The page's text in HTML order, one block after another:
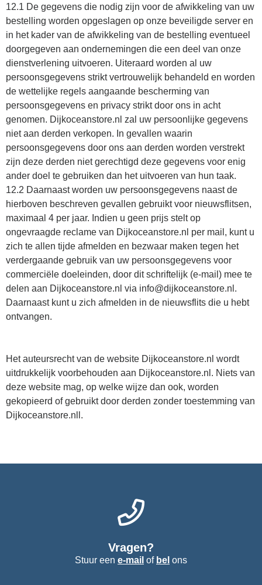
12.1 De gegevens die nodig zijn voor de afwikkeling van uw
bestelling worden opgeslagen op onze beveiligde server en
in het kader van de afwikkeling van de bestelling eventueel
doorgegeven aan ondernemingen die een deel van onze
dienstverlening uitvoeren. Uiteraard worden al uw
persoonsgegevens strikt vertrouwelijk behandeld en worden
de wettelijke regels aangaande bescherming van
persoonsgegevens en privacy strikt door ons in acht
genomen. Dijkoceanstore.nl zal uw persoonlijke gegevens
niet aan derden verkopen. In gevallen waarin
persoonsgegevens door ons aan derden worden verstrekt
zijn deze derden niet gerechtigd deze gegevens voor enig
ander doel te gebruiken dan het uitvoeren van hun taak.
12.2 Daarnaast worden uw persoonsgegevens naast de
hierboven beschreven gevallen gebruikt voor nieuwsflitsen,
maximaal 4 per jaar. Indien u geen prijs stelt op
ongevraagde reclame van Dijkoceanstore.nl per mail, kunt u
zich te allen tijde afmelden en bezwaar maken tegen het
verdergaande gebruik van uw persoonsgegevens voor
commerciële doeleinden, door dit schriftelijk (e-mail) mee te
delen aan Dijkoceanstore.nl via info@dijkoceanstore.nl.
Daarnaast kunt u zich afmelden in de nieuwsflits die u hebt
ontvangen.
Het auteursrecht van de website Dijkoceanstore.nl wordt
uitdrukkelijk voorbehouden aan Dijkoceanstore.nl. Niets van
deze website mag, op welke wijze dan ook, worden
gekopieerd of gebruikt door derden zonder toestemming van
Dijkoceanstore.nll.
Vragen?
Stuur een e-mail of bel ons